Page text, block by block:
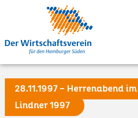
28.11.1997 – Herrenabend
Lindner 1997